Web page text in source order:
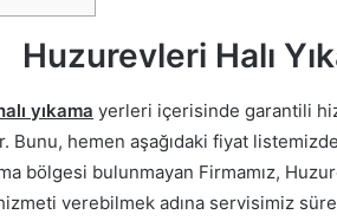
Huzurevleri Halı
yıkama yerleri içerisinde garantili
Bunu, hemen aşağıdaki fiyat
bölgesi bulunmayan Firmamız,
verebilmek adına servisimiz